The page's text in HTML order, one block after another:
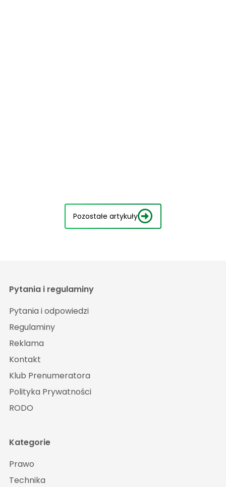
Pozostałe artykuły
Pytania i regulaminy
Pytania i odpowiedzi
Regulaminy
Reklama
Kontakt
Klub Prenumeratora
Polityka Prywatności
RODO
Kategorie
Prawo
Technika